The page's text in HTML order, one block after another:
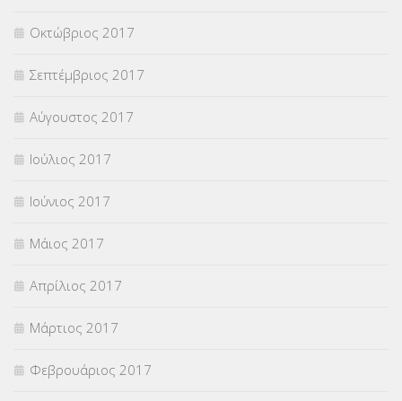
Οκτώβριος 2017
Σεπτέμβριος 2017
Αύγουστος 2017
Ιούλιος 2017
Ιούνιος 2017
Μάιος 2017
Απρίλιος 2017
Μάρτιος 2017
Φεβρουάριος 2017